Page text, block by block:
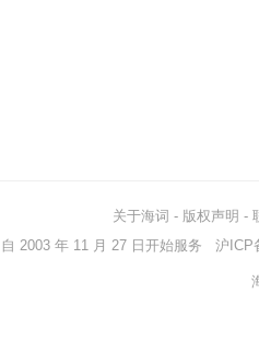
关于海词 - 版权声明 -
2003 年 11 月 27 日开始服务 沪ICP